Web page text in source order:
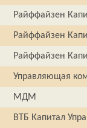
Райффайзен
Райффайзен
Райффайзен
Управляющая
МДМ
ВТБ Капитал